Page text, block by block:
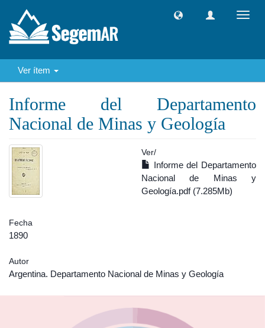
Ver ítem
Informe del Departamento
Nacional de Minas y Geología
Ver/
Informe del Departamento
Nacional de Minas y
Geología.pdf (7.285Mb)
Fecha
1890
Autor
Argentina. Departamento Nacional de Minas y Geología